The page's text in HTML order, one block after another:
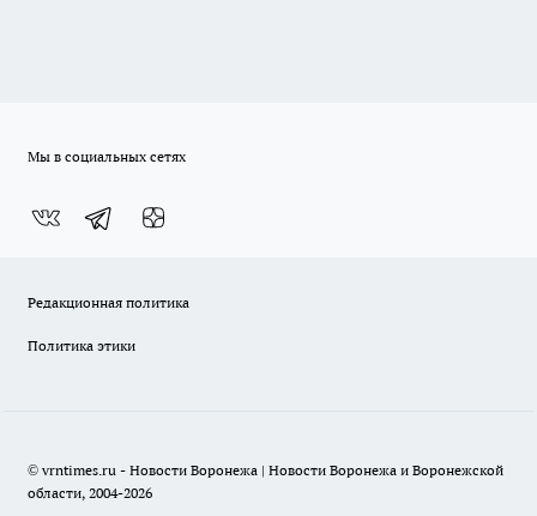
Мы в социальных сетях
Редакционная политика
Политика этики
© vrntimes.ru - Новости Воронежа | Новости Воронежа и Воронежской
области, 2004-2026